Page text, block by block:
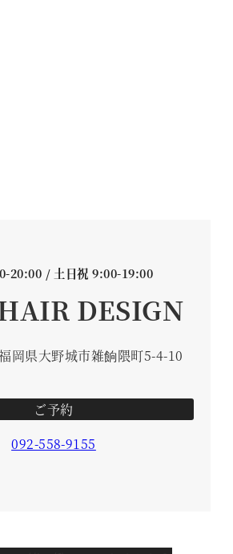
20:00 / 土日祝 9:00-19:00
DESIGN
岡県大野城市雑餉隈町5-4-10
ご予約
092-558-9155